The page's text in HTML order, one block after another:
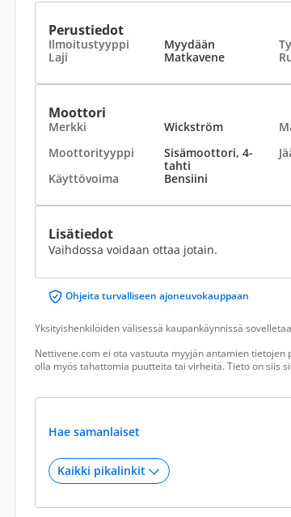
Perustiedot
Ilmoitustyyppi Myydään
Laji
Matkavene
Moottori
Merkki Wickström
Moottorityyppi
Sisämoottori, 4-
tahti
Käyttövoima
Bensiini
Lisätiedot
Vaihdossa voidaan ottaa jotain.
Ohjeita turvalliseen ajoneuvokauppaan
Yksityishenkilöiden välisessä kaupankäynnissä
Nettivene.com ei ota vastuuta myyjän antamien
olla myös tahattomia puutteita tai virheitä. Tieto on siis
Hae samanlaiset